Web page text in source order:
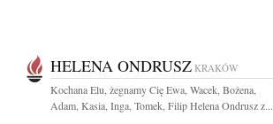
HELENA ONDRUSZ KRAKÓW
Kochana Elu, żegnamy Cię Ewa, Wacek, Bożena,
Adam, Kasia, Inga, Tomek, Filip Helena Ondrusz z...